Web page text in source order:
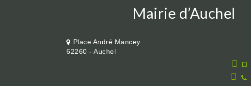
Mairie d’Auchel
Place André Mancey
62260 - Auchel